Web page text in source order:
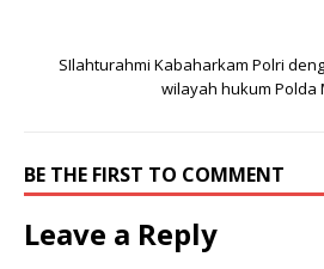
SIlahturahmi Kabaharkam Polri
wilayah hukum Polda
BE THE FIRST TO COMMENT
Leave a Reply